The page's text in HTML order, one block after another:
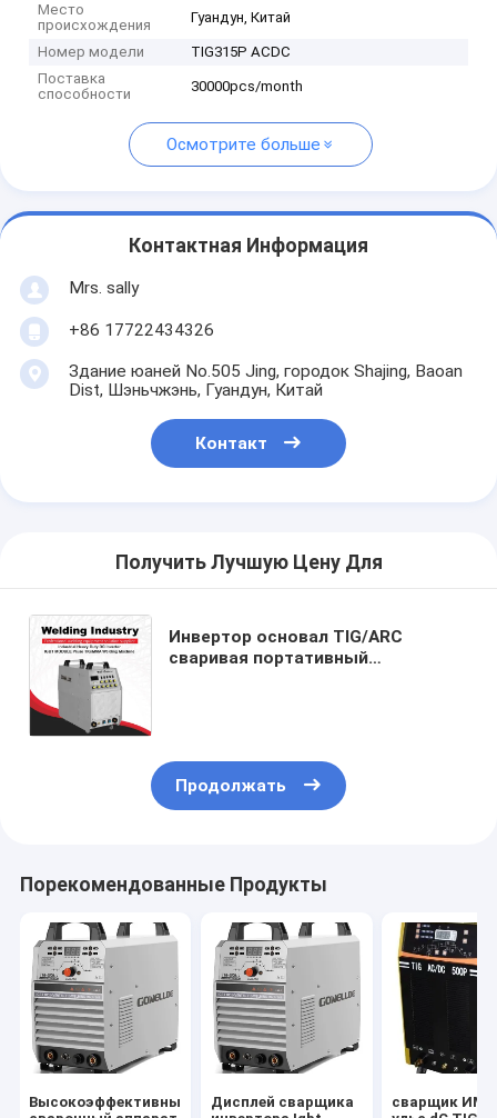
Место
происхождения
Гуандун, Китай
Номер модели
TIG315P ACDC
Поставка
способности
30000pcs/month
Осмотрите больше
Контактная Информация
Mrs. sally
+86 17722434326
Здание юаней No.505 Jing, городок Shajing, Baoan
Dist, Шэньчжэнь, Гуандун, Китай
Контакт
Получить Лучшую Цену Для
Инвертор основал TIG/ARC
сваривая портативный
Продолжать
Порекомендованные Продукты
Высокоэффективный
Дисплей сварщика
сварщик